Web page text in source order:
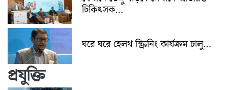
চিকিৎসক…
ঘরে ঘরে হেলথ স্ক্রিনিং কার্যক্রম চালু…
প্রযুক্তি